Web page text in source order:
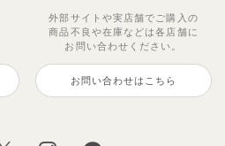
外部サイトや実店舗でご購入の
商品不良や在庫などは各店舗に
お問い合わせください。
お問い合わせはこちら